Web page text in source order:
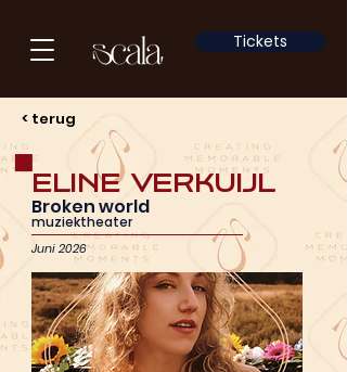
Tickets
< terug
Eline Verkuijl
Broken world
muziektheater
Juni 2026